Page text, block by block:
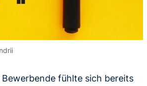
fühlte sich bereits